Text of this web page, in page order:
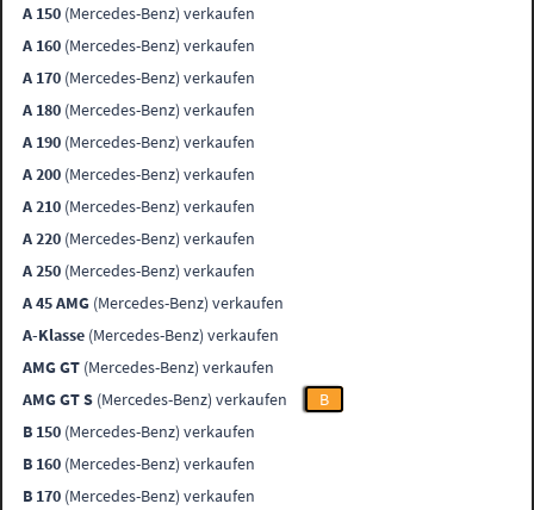
A 150 (Mercedes-Benz) verkaufen
A 160 (Mercedes-Benz) verkaufen
A 170 (Mercedes-Benz) verkaufen
A 180 (Mercedes-Benz) verkaufen
A 190 (Mercedes-Benz) verkaufen
A 200 (Mercedes-Benz) verkaufen
A 210 (Mercedes-Benz) verkaufen
A 220 (Mercedes-Benz) verkaufen
A 250 (Mercedes-Benz) verkaufen
A 45 AMG (Mercedes-Benz) verkaufen
A-Klasse (Mercedes-Benz) verkaufen
AMG GT (Mercedes-Benz) verkaufen
AMG GT S (Mercedes-Benz) verkaufen
B
B 150 (Mercedes-Benz) verkaufen
B 160 (Mercedes-Benz) verkaufen
B 170 (Mercedes-Benz) verkaufen